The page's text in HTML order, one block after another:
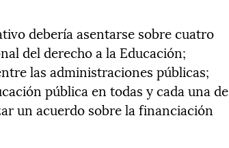
debería asentarse sobre cuatro
del derecho a la Educación;
las administraciones públicas;
pública en todas y cada una de
un acuerdo sobre la financiación